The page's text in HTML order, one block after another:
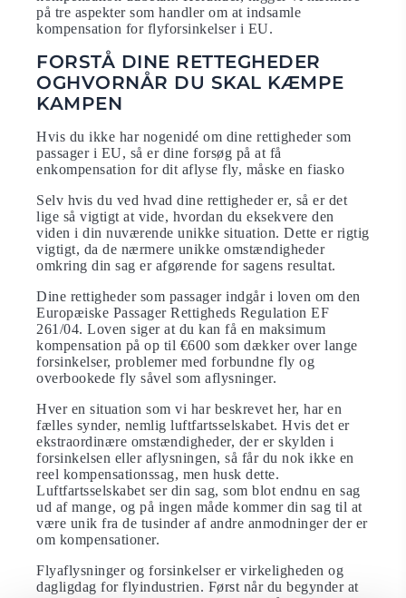
på tre aspekter som handler om at indsamle
kompensation for flyforsinkelser i EU.
FORSTÅ DINE RETTEGHEDER
OGHVORNÅR DU SKAL KÆMPE
KAMPEN
Hvis du ikke har nogenidé om dine rettigheder som
passager i EU, så er dine forsøg på at få
enkompensation for dit aflyse fly, måske en fiasko
Selv hvis du ved hvad dine rettigheder er, så er det
lige så vigtigt at vide, hvordan du eksekvere den
viden i din nuværende unikke situation. Dette er rigtig
vigtigt, da de nærmere unikke omstændigheder
omkring din sag er afgørende for sagens resultat.
Dine rettigheder som passager indgår i loven om den
Europæiske Passager Rettigheds Regulation EF
261/04. Loven siger at du kan få en maksimum
kompensation på op til €600 som dækker over lange
forsinkelser, problemer med forbundne fly og
overbookede fly såvel som aflysninger.
Hver en situation som vi har beskrevet her, har en
fælles synder, nemlig luftfartsselskabet. Hvis det er
ekstraordinære omstændigheder, der er skylden i
forsinkelsen eller aflysningen, så får du nok ikke en
reel kompensationssag, men husk dette.
Luftfartsselskabet ser din sag, som blot endnu en sag
ud af mange, og på ingen måde kommer din sag til at
være unik fra de tusinder af andre anmodninger der er
om kompensationer.
Flyaflysninger og forsinkelser er virkeligheden og
dagligdag for flyindustrien. Først når du begynder at